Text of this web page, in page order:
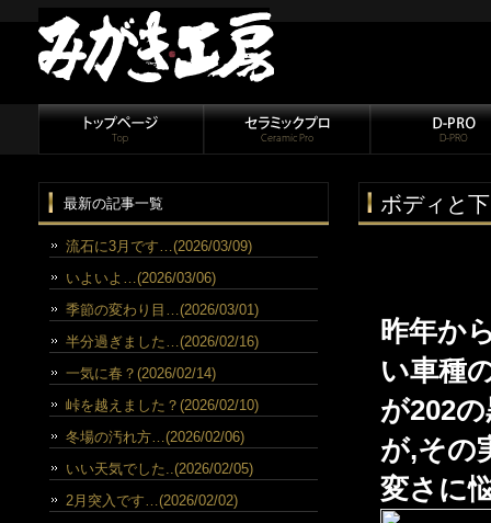
ボディと
昨年か
い車種
が202
が,その
変さに
最新の記事一覧
流石に3月です…(2026/03/09)
いよいよ…(2026/03/06)
季節の変わり目…(2026/03/01)
半分過ぎました…(2026/02/16)
一気に春？(2026/02/14)
峠を越えました？(2026/02/10)
冬場の汚れ方…(2026/02/06)
いい天気でした..(2026/02/05)
2月突入です…(2026/02/02)